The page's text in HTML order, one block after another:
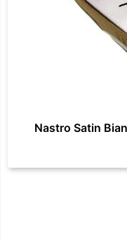
Nastro Satin